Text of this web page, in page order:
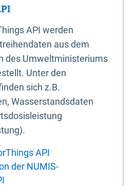
API werden
aus dem
des Umweltministeriums
Unter den
sich z.B.
Wasserstandsdaten
API
der NUMIS-